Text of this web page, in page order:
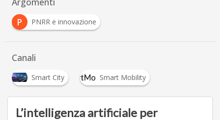
P
PNRR e innovazione
Canali
Smart City Smart Mobility
L’intelligenza artificiale per